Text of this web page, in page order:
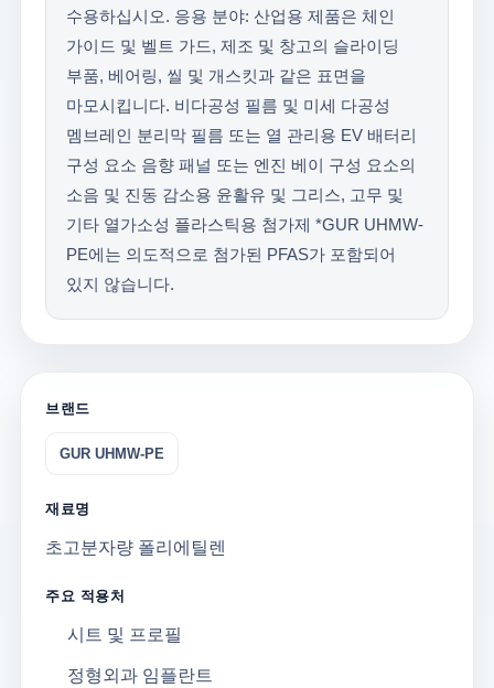
수용하십시오. 응용 분야: 산업용 제품은 체인
가이드 및 벨트 가드, 제조 및 창고의 슬라이딩
부품, 베어링, 씰 및 개스킷과 같은 표면을
마모시킵니다. 비다공성 필름 및 미세 다공성
멤브레인 분리막 필름 또는 열 관리용 EV 배터리
구성 요소 음향 패널 또는 엔진 베이 구성 요소의
소음 및 진동 감소용 윤활유 및 그리스, 고무 및
기타 열가소성 플라스틱용 첨가제 *GUR UHMW-
PE에는 의도적으로 첨가된 PFAS가 포함되어
있지 않습니다.
브랜드
GUR UHMW-PE
재료명
초고분자량 폴리에틸렌
주요 적용처
시트 및 프로필
정형외과 임플란트